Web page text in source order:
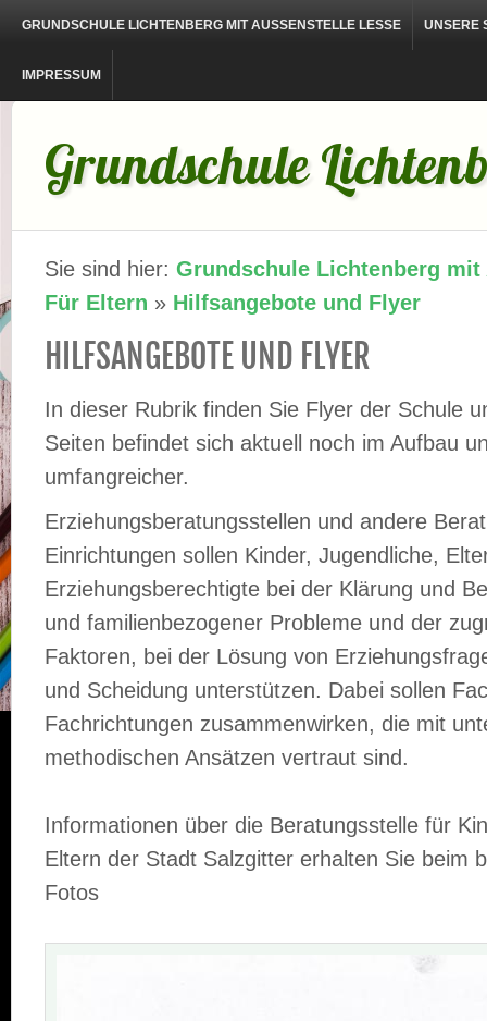
GRUNDSCHULE LICHTENBERG MIT AUSSENSTELLE LESSE UNSERE
IMPRESSUM
Grundschule
Sie sind hier: Grundschule Lichtenberg mit
Für Eltern » Hilfsangebote und Flyer
HILFSANGEBOTE UND FLYER
In dieser Rubrik finden Sie Flyer der Schule
Seiten befindet sich aktuell noch im Aufbau
umfangreicher.
Erziehungsberatungsstellen und andere
Einrichtungen sollen Kinder, Jugendliche,
Erziehungsberechtigte bei der Klärung und
und familienbezogener Probleme und der
Faktoren, bei der Lösung von
und Scheidung unterstützen. Dabei sollen
Fachrichtungen zusammenwirken, die mit
methodischen Ansätzen vertraut sind.
Informationen über die Beratungsstelle für
Eltern der Stadt Salzgitter erhalten Sie beim
Fotos